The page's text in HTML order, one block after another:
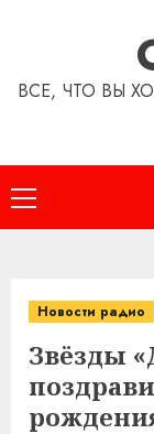
ВСЕ, ЧТО ВЫ
Основное
меню
Новости радио
Звёзды